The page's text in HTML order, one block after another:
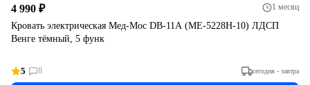
4 990 ₽ 1 месяц
Кровать электрическая Мед-Мос DB-11А (МЕ-5228Н-10) ЛДСП
Венге тёмный, 5 функ
5 8 сегодня - завтра